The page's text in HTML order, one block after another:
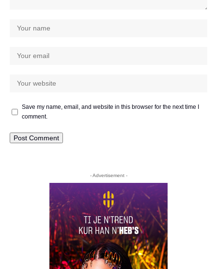
Save my name, email, and website in this browser for the next time I
comment.
- Advertisement -